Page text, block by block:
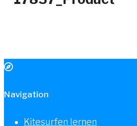
Navigation
Kitesurfen lernen